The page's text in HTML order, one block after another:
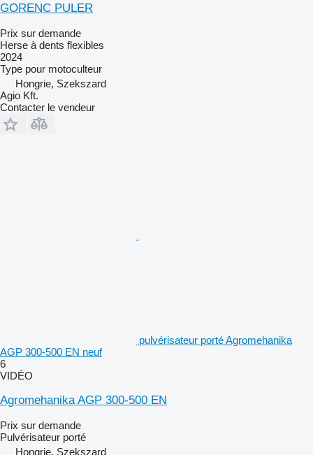
GORENC PULER
Prix sur demande
Herse à dents flexibles
2024
Type pour motoculteur
Hongrie, Szekszard
Agio Kft.
Contacter le vendeur
pulvérisateur porté Agromehanika
AGP 300-500 EN neuf
6
VIDÉO
Agromehanika AGP 300-500 EN
Prix sur demande
Pulvérisateur porté
Hongrie, Szekszard